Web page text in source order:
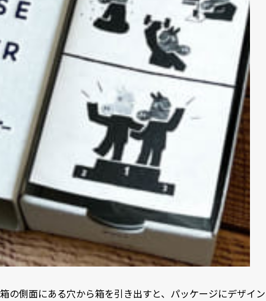
箱の側面にある穴から箱を引き出すと、パッケージにデザイン